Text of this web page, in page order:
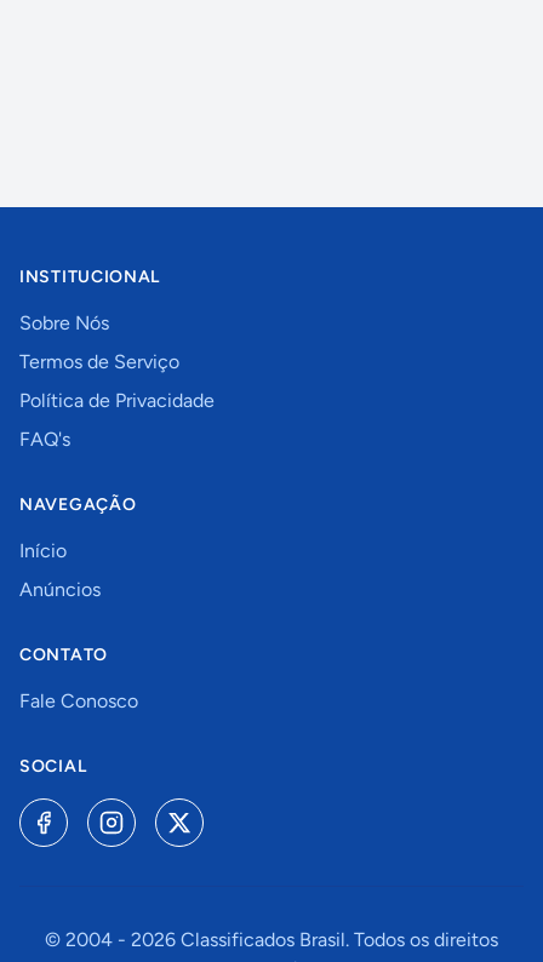
INSTITUCIONAL
Sobre Nós
Termos de Serviço
Política de Privacidade
FAQ's
NAVEGAÇÃO
Início
Anúncios
CONTATO
Fale Conosco
SOCIAL
© 2004 - 2026 Classificados Brasil. Todos os direitos